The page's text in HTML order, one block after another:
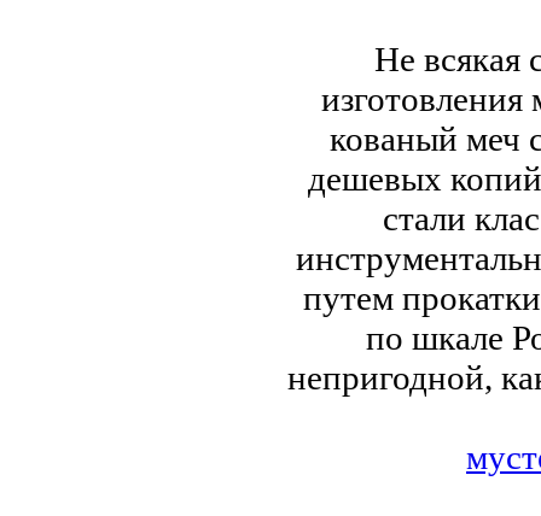
Не всякая
кованый меч
дешевых
стали
путем
по шкале
непригодной,